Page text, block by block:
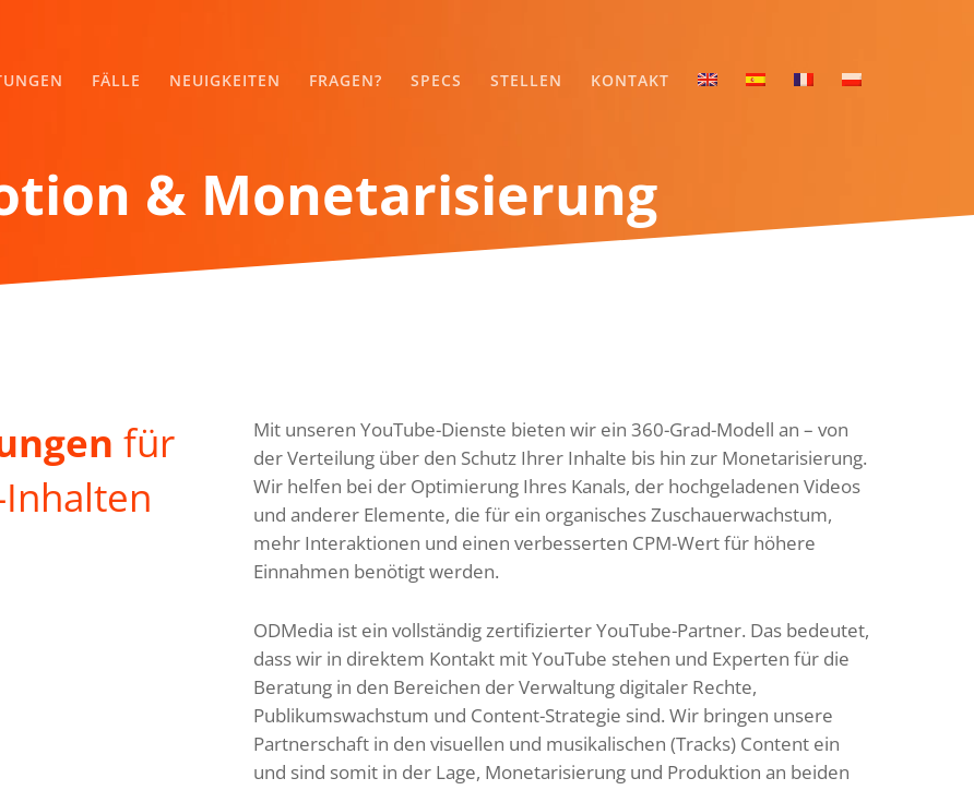
FÄLLE NEUIGKEITEN FRAGEN? SPECS STELLEN KONTAKT
& Monetarisierung
für
Mit unseren YouTube-Dienste bieten wir ein 360-Grad-Modell an – von
der Verteilung über den Schutz Ihrer Inhalte bis hin zur Monetarisierung.
Wir helfen bei der Optimierung Ihres Kanals, der hochgeladenen Videos
und anderer Elemente, die für ein organisches Zuschauerwachstum,
mehr Interaktionen und einen verbesserten CPM-Wert für höhere
Einnahmen benötigt werden.
ODMedia ist ein vollständig zertifizierter YouTube-Partner. Das bedeutet,
dass wir in direktem Kontakt mit YouTube stehen und Experten für die
Beratung in den Bereichen der Verwaltung digitaler Rechte,
Publikumswachstum und Content-Strategie sind. Wir bringen unsere
Partnerschaft in den visuellen und musikalischen (Tracks) Content ein
und sind somit in der Lage, Monetarisierung und Produktion an beiden